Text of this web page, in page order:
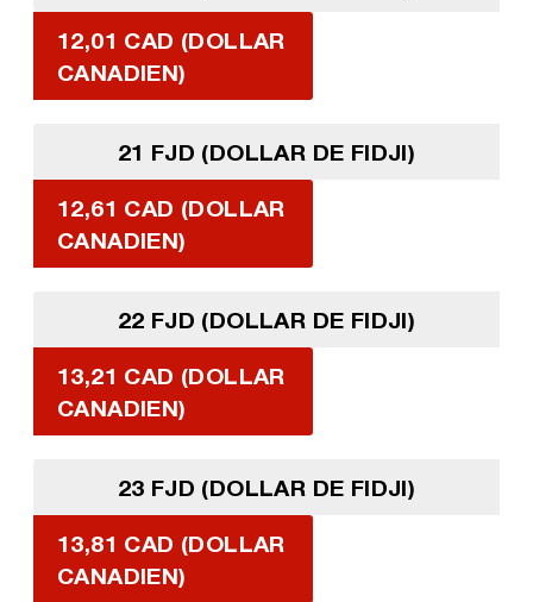
12,01 CAD (DOLLAR
CANADIEN)
21 FJD (DOLLAR DE FIDJI)
12,61 CAD (DOLLAR
CANADIEN)
22 FJD (DOLLAR DE FIDJI)
13,21 CAD (DOLLAR
CANADIEN)
23 FJD (DOLLAR DE FIDJI)
13,81 CAD (DOLLAR
CANADIEN)